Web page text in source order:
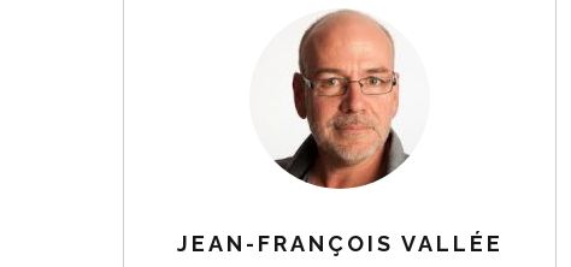
JEAN-FRANÇOIS VALLÉE